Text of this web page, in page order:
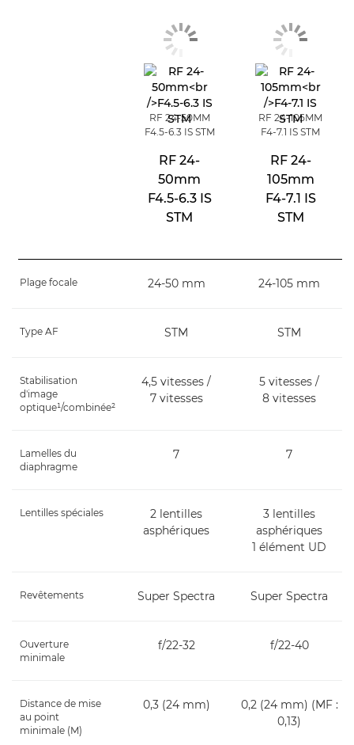
RF 24-50MM
F4.5-6.3 IS STM
RF 24-
50mm
F4.5-6.3 IS
STM
RF 24-105MM
F4-7.1 IS STM
RF 24-
105mm
F4-7.1 IS
STM
Plage focale 24-50 mm 24-105 mm
Type AF STM STM
Stabilisation
d'image
optique¹/combinée²
4,5 vitesses /
7 vitesses
5 vitesses /
8 vitesses
Lamelles du
diaphragme
7 7
Lentilles spéciales
2 lentilles
asphériques
3 lentilles
asphériques
1 élément UD
Revêtements Super Spectra Super Spectra
Ouverture
minimale
f/22-32 f/22-40
Distance de mise
au point
minimale (M)
0,3 (24 mm)
0,2 (24 mm) (MF :
0,13)